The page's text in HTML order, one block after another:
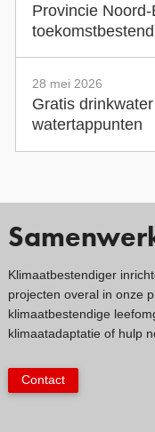
Provincie
28 mei 2026
Gratis
watertappunten
Klimaatbestendiger
projecten overal in onze
klimaatbestendige
klimaatadaptatie of hulp
Contact